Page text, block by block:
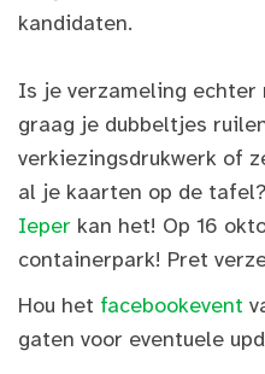
kandidaten.
Is je verzameling
graag je dubbeltjes
verkiezingsdrukwerk of
al je kaarten op de
Ieper kan het! Op 16
containerpark! Pret
Hou het facebookevent
gaten voor eventuele